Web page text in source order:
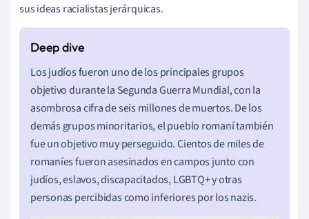
sus ideas racialistas jerárquicas.
Los judíos fueron uno de los principales grupos
objetivo durante la Segunda Guerra Mundial, con la
asombrosa cifra de seis millones de muertos. De los
demás grupos minoritarios, el pueblo romaní también
fue un objetivo muy perseguido. Cientos de miles de
romaníes fueron asesinados en campos junto con
judíos, eslavos, discapacitados, LGBTQ+ y otras
personas percibidas como inferiores por los nazis.